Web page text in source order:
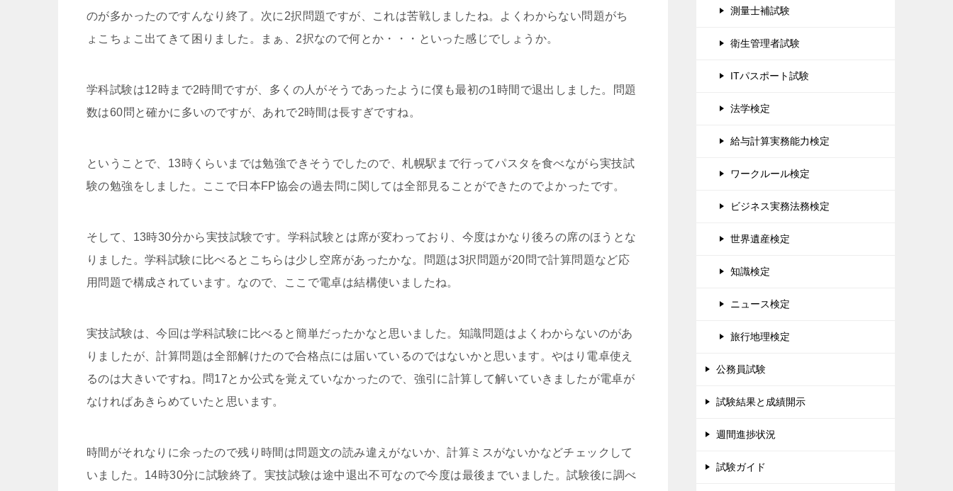
のが多かったのですんなり終了。次に2択問題ですが、これは苦戦しましたね。よくわからない問題がち
ょこちょこ出てきて困りました。まぁ、2択なので何とか・・・といった感じでしょうか。
学科試験は12時まで2時間ですが、多くの人がそうであったように僕も最初の1時間で退出しました。問題
数は60問と確かに多いのですが、あれで2時間は長すぎですね。
ということで、13時くらいまでは勉強できそうでしたので、札幌駅まで行ってパスタを食べながら実技試
験の勉強をしました。ここで日本FP協会の過去問に関しては全部見ることができたのでよかったです。
そして、13時30分から実技試験です。学科試験とは席が変わっており、今度はかなり後ろの席のほうとな
りました。学科試験に比べるとこちらは少し空席があったかな。問題は3択問題が20問で計算問題など応
用問題で構成されています。なので、ここで電卓は結構使いましたね。
実技試験は、今回は学科試験に比べると簡単だったかなと思いました。知識問題はよくわからないのがあ
りましたが、計算問題は全部解けたので合格点には届いているのではないかと思います。やはり電卓使え
るのは大きいですね。問17とか公式を覚えていなかったので、強引に計算して解いていきましたが電卓が
なければあきらめていたと思います。
時間がそれなりに余ったので残り時間は問題文の読み違えがないか、計算ミスがないかなどチェックして
いました。14時30分に試験終了。実技試験は途中退出不可なので今度は最後までいました。試験後に調べ
測量士補試験
衛生管理者試験
ITパスポート試験
法学検定
給与計算実務能力検定
ワークルール検定
ビジネス実務法務検定
世界遺産検定
知識検定
ニュース検定
旅行地理検定
公務員試験
試験結果と成績開示
週間進捗状況
試験ガイド